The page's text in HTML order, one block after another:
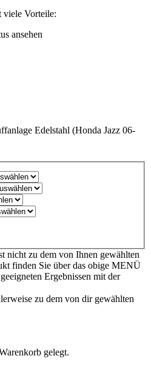
viele Vorteile:
ansehen
Edelstahl (Honda Jazz 06-
nicht zu dem von Ihnen gewählten
finden Sie über das obige MENÜ
Ergebnissen mit der
zu dem von dir gewählten
gelegt.